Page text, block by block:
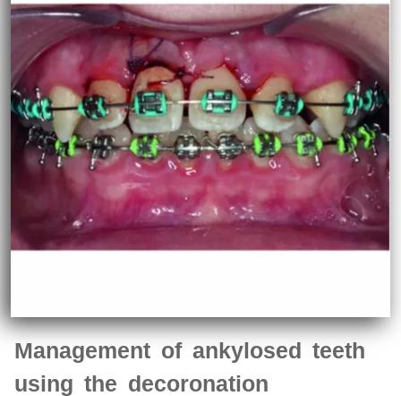
Management of ankylosed teeth
using the decoronation